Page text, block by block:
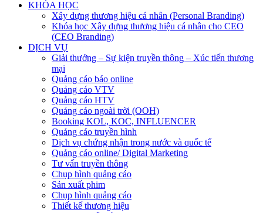
KHÓA HỌC
Xây dựng thương hiệu cá nhân (Personal Branding)
Khóa học Xây dựng thương hiệu cá nhân cho CEO
(CEO Branding)
DỊCH VỤ
Giải thưởng – Sự kiện truyền thông – Xúc tiến thương
mại
Quảng cáo báo online
Quảng cáo VTV
Quảng cáo HTV
Quảng cáo ngoài trời (OOH)
Booking KOL, KOC, INFLUENCER
Quảng cáo truyền hình
Dịch vụ chứng nhận trong nước và quốc tế
Quảng cáo online/ Digital Marketing
Tư vấn truyền thông
Chụp hình quảng cáo
Sản xuất phim
Chụp hình quảng cáo
Thiết kế thương hiệu